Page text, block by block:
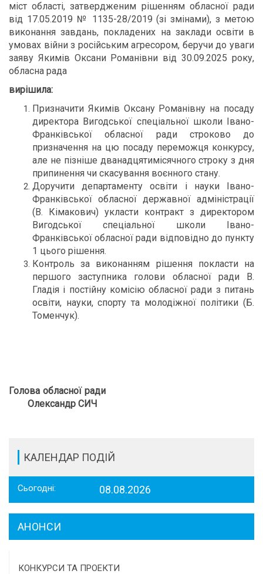
міст області, затвердженим рішенням обласної ради
від 17.05.2019 № 1135-28/2019 (зі змінами), з метою
виконання завдань, покладених на заклади освіти в
умовах війни з російським агресором, беручи до уваги
заяву Якимів Оксани Романівни від 30.09.2025 року,
обласна рада
вирішила:
Призначити Якимів Оксану Романівну на посаду
директора Вигодської спеціальної школи Івано-
Франківської обласної ради строково до
призначення на цю посаду переможця конкурсу,
але не пізніше дванадцятимісячного строку з дня
припинення чи скасування воєнного стану.
Доручити департаменту освіти і науки Івано-
Франківської обласної державної адміністрації
(В. Кімакович) укласти контракт з директором
Вигодської спеціальної школи Івано-
Франківської обласної ради відповідно до пункту
1 цього рішення.
Контроль за виконанням рішення покласти на
першого заступника голови обласної ради В.
Гладія і постійну комісію обласної ради з питань
освіти, науки, спорту та молодіжної політики (Б.
Томенчук).
Голова обласної ради
Олександр СИЧ
КАЛЕНДАР ПОДІЙ
Сьогодні: 08.08.2026
АНОНСИ
КОНКУРСИ ТА ПРОЕКТИ